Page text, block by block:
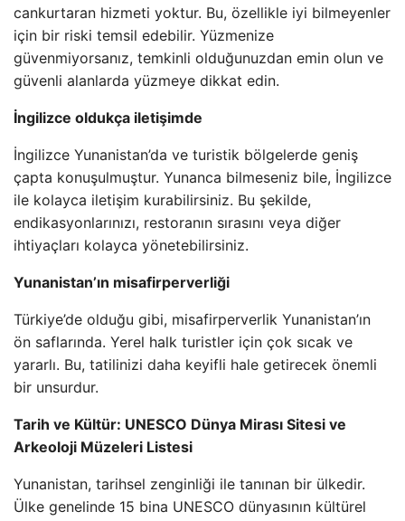
cankurtaran hizmeti yoktur. Bu, özellikle iyi bilmeyenler
için bir riski temsil edebilir. Yüzmenize
güvenmiyorsanız, temkinli olduğunuzdan emin olun ve
güvenli alanlarda yüzmeye dikkat edin.
İngilizce oldukça iletişimde
İngilizce Yunanistan’da ve turistik bölgelerde geniş
çapta konuşulmuştur. Yunanca bilmeseniz bile, İngilizce
ile kolayca iletişim kurabilirsiniz. Bu şekilde,
endikasyonlarınızı, restoranın sırasını veya diğer
ihtiyaçları kolayca yönetebilirsiniz.
Yunanistan’ın misafirperverliği
Türkiye’de olduğu gibi, misafirperverlik Yunanistan’ın
ön saflarında. Yerel halk turistler için çok sıcak ve
yararlı. Bu, tatilinizi daha keyifli hale getirecek önemli
bir unsurdur.
Tarih ve Kültür: UNESCO Dünya Mirası Sitesi ve
Arkeoloji Müzeleri Listesi
Yunanistan, tarihsel zenginliği ile tanınan bir ülkedir.
Ülke genelinde 15 bina UNESCO dünyasının kültürel